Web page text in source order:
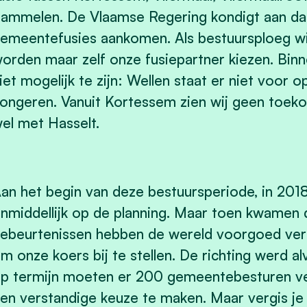
De Vlaamse Regering kondigt aan
aankomen. Als bestuursploeg
maar zelf onze fusiepartner kiezen.
mogelijk te zijn: Wellen staat er niet voor
Vanuit Kortessem zien wij geen
met Hasselt.
het begin van deze bestuursperiode, in
op de planning. Maar toen
hebben de wereld voorgoed
onze koers bij te stellen. De richting werd
termijn moeten er 200 gemeentebesturen
verstandige keuze te maken. Maar vergis